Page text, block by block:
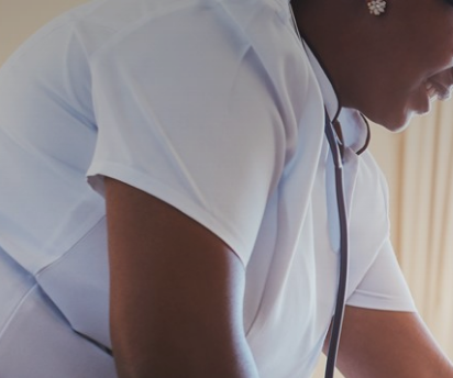
Ga direct naar de content
Opleiding
Contact